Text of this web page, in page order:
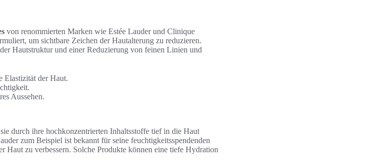
von renommierten Marken wie Estée Lauder und Clinique
um sichtbare Zeichen der Hautalterung zu reduzieren.
Hautstruktur und einer Reduzierung von feinen Linien und
Elastizität der Haut.
Aussehen.
durch ihre hochkonzentrierten Inhaltsstoffe tief in die Haut
zum Beispiel ist bekannt für seine feuchtigkeitsspendenden
Haut zu verbessern. Solche Produkte können eine tiefe Hydration